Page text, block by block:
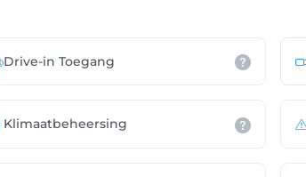
Drive-in Toegang
Klimaatbeheersing